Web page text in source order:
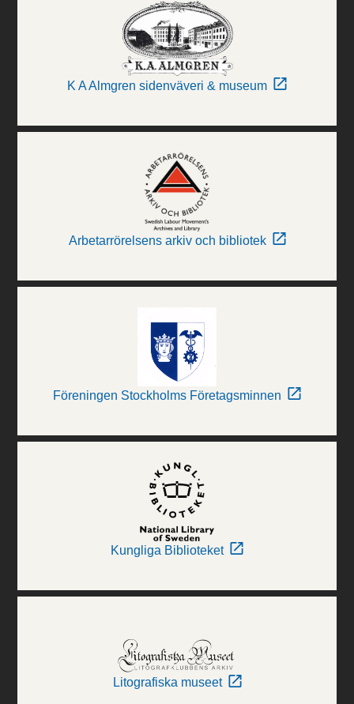
K A Almgren sidenväveri & museum
Arbetarrörelsens arkiv och bibliotek
Föreningen Stockholms Företagsminnen
Kungliga Biblioteket
Litografiska museet